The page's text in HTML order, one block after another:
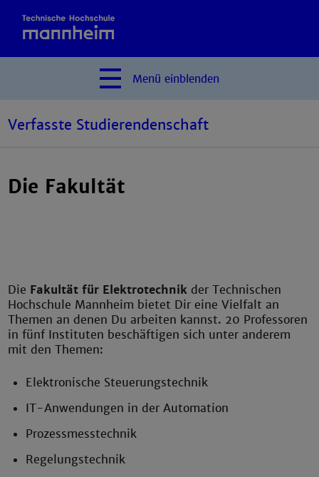
Menü einblenden
Verfasste Studierendenschaft
Die Fakultät
Die Fakultät für Elektrotechnik der Technischen
Hochschule Mannheim bietet Dir eine Vielfalt an
Themen an denen Du arbeiten kannst. 20 Professoren
in fünf Instituten beschäftigen sich unter anderem
mit den Themen:
Elektronische Steuerungstechnik
IT-Anwendungen in der Automation
Prozessmesstechnik
Regelungstechnik